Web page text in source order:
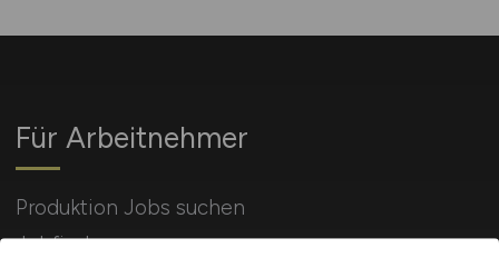
Für Arbeitnehmer
Produktion Jobs suchen
Jobfinder